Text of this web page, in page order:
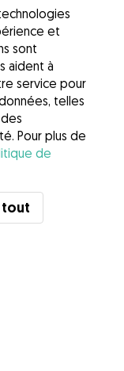
et
sont
aident à
service pour
telles
Pour plus de
de
tout